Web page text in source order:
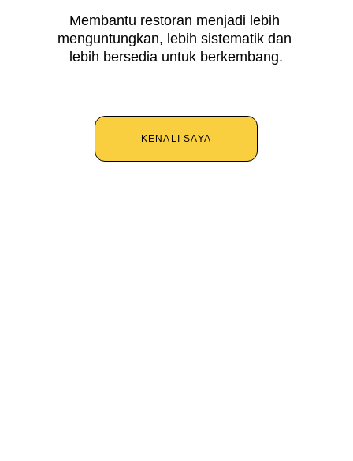
Membantu restoran menjadi lebih
menguntungkan, lebih sistematik dan
lebih bersedia untuk berkembang.
KENALI SAYA